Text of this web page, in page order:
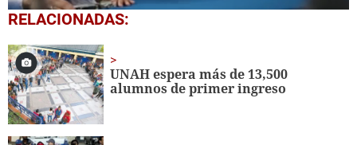
0
seconds
2
minutes,
12
seconds
RELACIONADAS:
UNAH espera más de 13,500
alumnos de primer ingreso